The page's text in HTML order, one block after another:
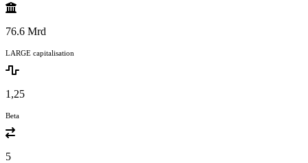
76.6 Mrd
LARGE capitalisation
1,25
Beta
5